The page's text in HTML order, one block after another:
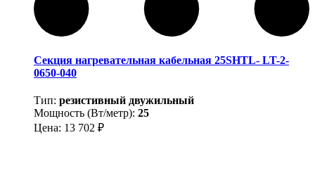
Секция нагревательная кабельная 25SHTL- LT-2-
0650-040
Тип: резистивный двужильный
Мощность (Вт/метр): 25
Цена: 13 702 ₽